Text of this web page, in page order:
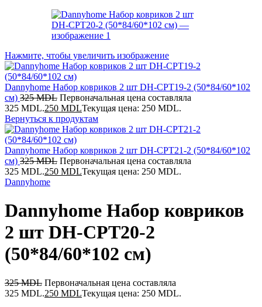
Нажмите, чтобы увеличить изображение
Dannyhome Набор ковриков 2 шт DH-CPT19-2 (50*84/60*102
см) 325MDL Первоначальная цена составляла
325 MDL.250 MDLТекущая цена: 250 MDL.
Вернуться к продуктам
Dannyhome Набор ковриков 2 шт DH-CPT21-2 (50*84/60*102
см) 325MDL Первоначальная цена составляла
325 MDL.250 MDLТекущая цена: 250 MDL.
Dannyhome
Dannyhome Набор ковриков
2 шт DH-CPT20-2
(50*84/60*102 см)
325MDL Первоначальная цена составляла
325 MDL.250 MDLТекущая цена: 250 MDL.